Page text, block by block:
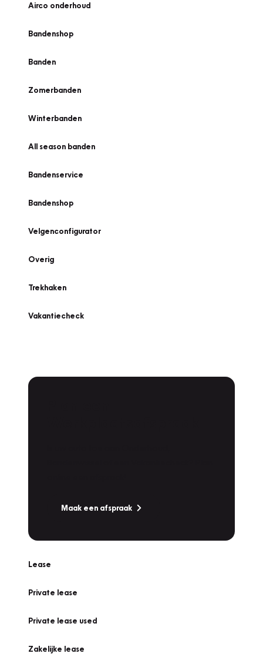
Airco onderhoud
Bandenshop
Banden
Zomerbanden
Winterbanden
All season banden
Bandenservice
Bandenshop
Velgenconfigurator
Overig
Trekhaken
Vakantiecheck
Maak een afspraak
Lease
Private lease
Private lease used
Zakelijke lease